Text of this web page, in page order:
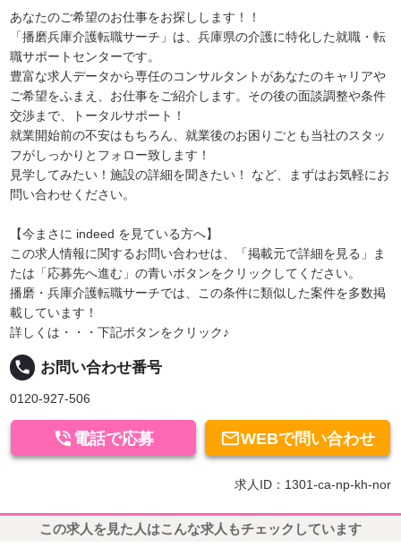
あなたのご希望のお仕事をお探しします！！
「播磨兵庫介護転職サーチ」は、兵庫県の介護に特化した就職・転
職サポートセンターです。
豊富な求人データから専任のコンサルタントがあなたのキャリアや
ご希望をふまえ、お仕事をご紹介します。その後の面談調整や条件
交渉まで、トータルサポート！
就業開始前の不安はもちろん、就業後のお困りごとも当社のスタッ
フがしっかりとフォロー致します！
見学してみたい！施設の詳細を聞きたい！ など、まずはお気軽にお
問い合わせください。
【今まさに indeed を見ている方へ】
この求人情報に関するお問い合わせは、「掲載元で詳細を見る」ま
たは「応募先へ進む」の青いボタンをクリックしてください。
播磨・兵庫介護転職サーチでは、この条件に類似した案件を多数掲
載しています！
詳しくは・・・下記ボタンをクリック♪
local_phone お問い合わせ番号
0120-927-506
WEBで問い合わせ
 電話で応募
求人ID：1301-ca-np-kh-nor
この求人を見た人はこんな求人もチェックしています